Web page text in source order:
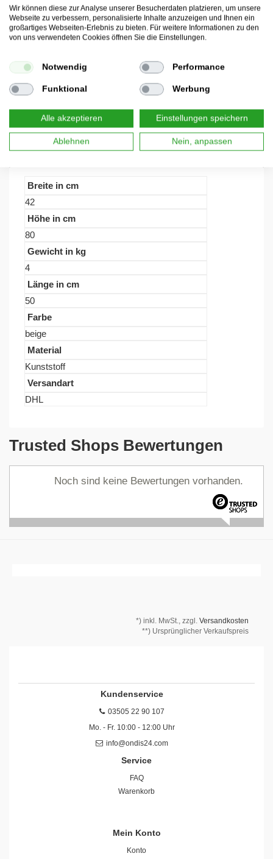
Aufbauanleitung
Detailübersicht
Breite in cm
42
Höhe in cm
80
Gewicht in kg
4
Länge in cm
50
Farbe
beige
Material
Kunststoff
Versandart
DHL
Trusted Shops Bewertungen
Noch sind keine Bewertungen vorhanden.
*) inkl. MwSt., zzgl. Versandkosten
**) Ursprünglicher Verkaufspreis
Kundenservice
03505 22 90 107
Mo. - Fr. 10:00 - 12:00 Uhr
info@ondis24.com
Service
FAQ
Warenkorb
Mein Konto
Konto
Wir können diese zur Analyse unserer Besucherdaten platzieren, um unsere
Webseite zu verbessern, personalisierte Inhalte anzuzeigen und Ihnen ein
großartiges Webseiten-Erlebnis zu bieten. Für weitere Informationen zu den
von uns verwendeten Cookies öffnen Sie die Einstellungen.
Notwendig Performance
Funktional Werbung
Alle akzeptieren Einstellungen speichern
Ablehnen Nein, anpassen